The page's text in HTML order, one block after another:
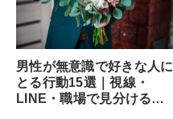
男性が無意識で好きな人に
とる行動15選｜視線・
LINE・職場で見分ける方